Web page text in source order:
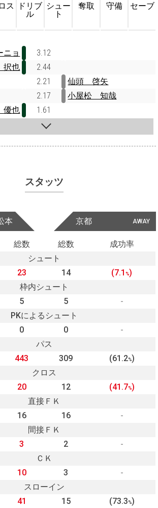
ス
ドリブ
ル
シュー
ト
奪取 守備 セーブ
ニョ
3.12
也
2.44
2.21
仙頭 啓矢
2.17
小屋松 知哉
也
1.61
スタッツ
本 AWAY
京都
総数 総数
成功率
シュート
23 14 (7.1%)
枠内シュート
5 5
-
PKによるシュート
0 0
-
パス
443 309 (61.2%)
クロス
20 12 (41.7%)
直接ＦＫ
16 16
-
間接ＦＫ
3 2
-
ＣＫ
10 3
-
スローイン
41 15 (73.3%)